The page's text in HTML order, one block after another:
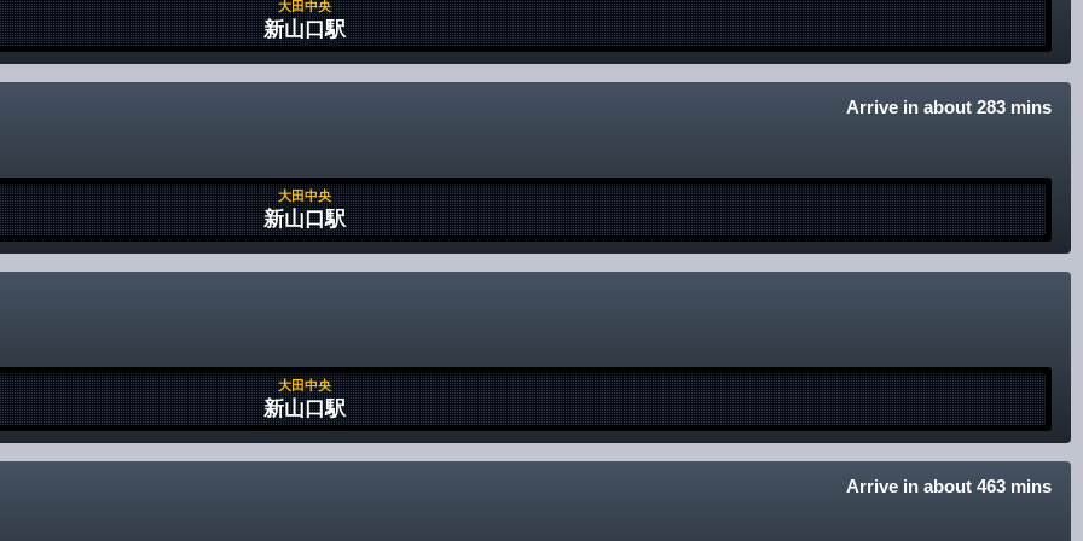
大田中央
新山口駅
Arrive in about 283 mins
大田中央
新山口駅
大田中央
新山口駅
Arrive in about 463 mins